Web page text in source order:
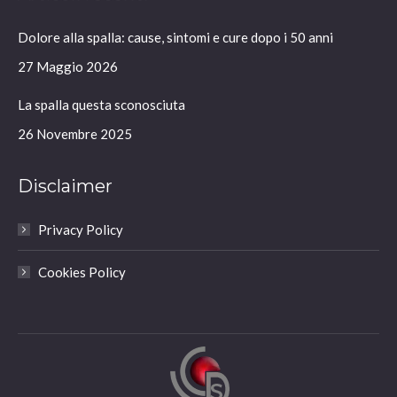
new
window
new
window
new
window
new
window
Dolore alla spalla: cause, sintomi e cure dopo i 50 anni
27 Maggio 2026
La spalla questa sconosciuta
26 Novembre 2025
Disclaimer
Privacy Policy
Cookies Policy